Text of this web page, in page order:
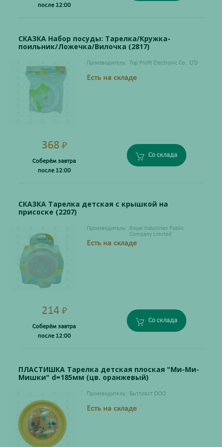
после 12:00
СКАЗКА Набор посуды: Тарелка/Кружка-
поильник/Ложечка/Вилочка (2817)
Производитель: Top Profit Electronic Co., LTD
Есть на складе
368 ₽
Соберём завтра
после 12:00
Со склада
СКАЗКА Тарелка детская с крышкой на
присоске (2207)
Производитель:
Royal Industries Public
Company Limited
Есть на складе
214 ₽
Соберём завтра
после 12:00
Со склада
ПЛАСТИШКА Тарелка детская плоская "Ми-Ми-
Мишки" d=185мм (цв. оранжевый)
Производитель: Бытпласт ООО
Есть на складе